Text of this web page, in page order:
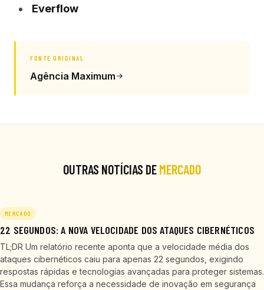
Everflow
FONTE ORIGINAL
Agência Maximum
OUTRAS NOTÍCIAS DEMERCADO
MERCADO
22 SEGUNDOS: A NOVA VELOCIDADE DOS ATAQUES CIBERNÉTICOS
TL;DR Um relatório recente aponta que a velocidade média dos
ataques cibernéticos caiu para apenas 22 segundos, exigindo
respostas rápidas e tecnologias avançadas para proteger sistemas.
Essa mudança reforça a necessidade de inovação em segurança